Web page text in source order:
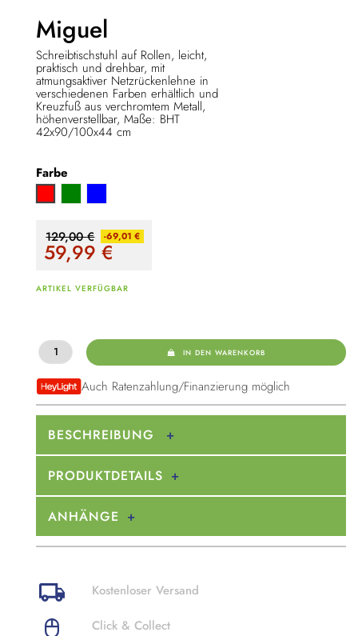
Miguel
Schreibtischstuhl auf Rollen, leicht,
praktisch und drehbar, mit
atmungsaktiver Netzrückenlehne in
verschiedenen Farben erhältlich und
Kreuzfuß aus verchromtem Metall,
höhenverstellbar, Maße: BHT
42x90/100x44 cm
Farbe
129,00 € -69,01 €
59,99 €
ARTIKEL VERFÜGBAR
IN DEN WARENKORB
Auch Ratenzahlung/Finanzierung möglich
BESCHREIBUNG
PRODUKTDETAILS
ANHÄNGE
Kostenloser Versand
Click & Collect